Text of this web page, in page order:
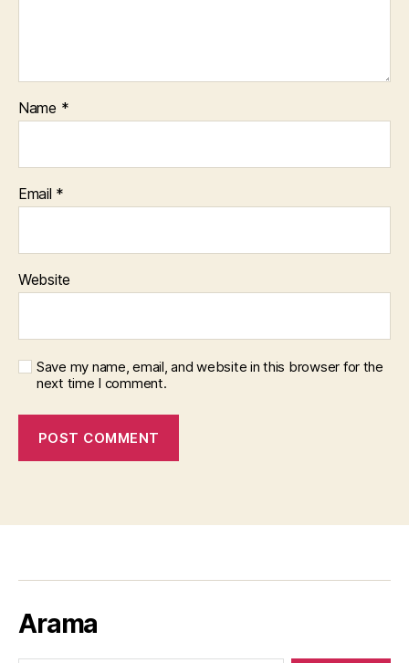
Name *
Email *
Website
Save my name, email, and website in this browser for the
next time I comment.
Arama